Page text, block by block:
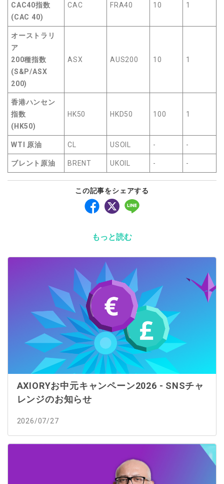
CAC40指数
(CAC 40)
CAC FRA40 10 1
オーストラリ
ア
200種指数
(S&P/ASX
200)
ASX AUS200 10 1
香港ハンセン
指数
(HK50)
HK50 HKD50 100 1
WTI 原油 CL USOIL - -
ブレント原油 BRENT UKOIL - -
この記事をシェアする
もっと読む
AXIORYお中元キャンペーン2026 - SNSチャ
レンジのお知らせ
2026/07/27